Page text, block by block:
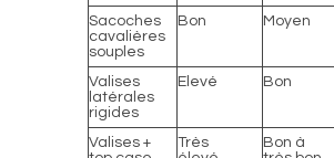
Sacoches
cavalières
souples
Bon Moyen
Valises
latérales
rigides
Elevé Bon
Valises +
Très
Bon à